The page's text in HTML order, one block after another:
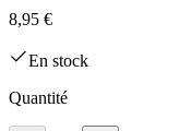
8,95 €
En stock
Quantité